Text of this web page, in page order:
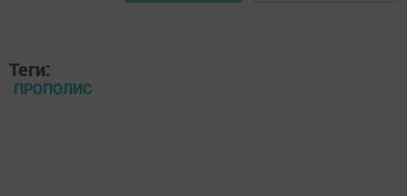
Теги:
ПРОПОЛИС